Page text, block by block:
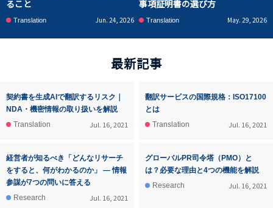
ること
Translation Jun. 24, 2026
事項証明書の選び方
Translation May. 29, 2026
最新記事
契約書を生成AIで翻訳するリスク｜
NDA・機密情報の取り扱いを解説
Translation
Jul. 16, 2021
翻訳サービスの国際規格：ISO17100
とは
Translation
Jul. 16, 2021
経営者が知るべき「どんなリサーチ
をすると、何がわかるのか」 ― 情報
参謀が7つの問いに答える
Research
Jul. 16, 2021
グローバルPR司令塔（PMO）と
は？必要な理由と4つの機能を解説
Research
Jul. 16, 2021